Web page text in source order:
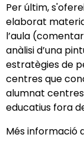
Per últim,
elaborat
l’aula
anàlisi d’una
estratègies de
centres que
alumnat
educatius fora
Més informació